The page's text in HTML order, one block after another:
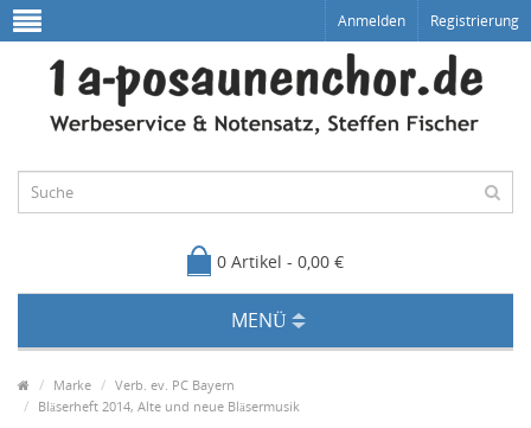
Anmelden Registrierung
0 Artikel - 0,00 €
MENÜ
Marke
Verb. ev. PC Bayern
Bläserheft 2014, Alte und neue Bläsermusik